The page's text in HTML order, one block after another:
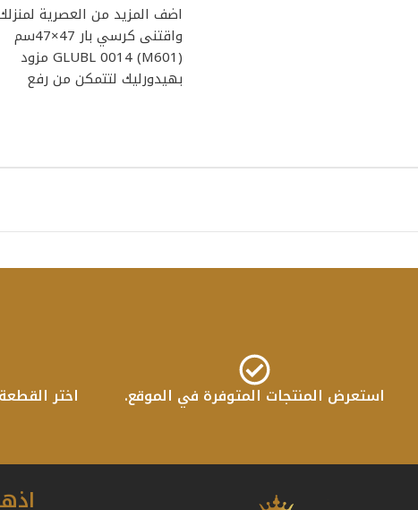
اضف المزيد من العصرية
واقتنى كرسي بار 47×47سم
GLUBL 0014 (M601) مزود
بهيدورليك لتتمكن من رفع
استعرض المنتجات المتوفرة في الموقع. اختر